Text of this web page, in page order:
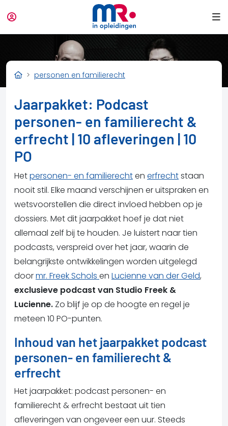
personen en familierecht
Jaarpakket: Podcast
personen- en familierecht &
erfrecht | 10 afleveringen | 10
PO
Hetpersonen- en familierechten erfrechtstaan
nooit stil. Elke maand verschijnen er uitspraken en
wetsvoorstellen die direct invloed hebben op je
dossiers. Met dit jaarpakket hoef je dat niet
allemaal zelf bij te houden. Je luistert naar tien
podcasts, verspreid over het jaar, waarin de
belangrijkste ontwikkelingen worden uitgelegd
doormr. Freek Schols en Lucienne van der Geld,
exclusieve podcast van Studio Freek &
Lucienne. Zo blijf je op de hoogte en regel je
meteen 10 PO-punten.
Inhoud van het jaarpakket podcast
personen- en familierecht &
erfrecht
Het jaarpakket: podcast personen- en
familierecht & erfrecht bestaat uit tien
afleveringen van ongeveer een uur. Steeds